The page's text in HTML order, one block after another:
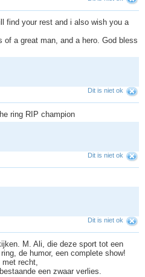
find your rest and i also wish you a
a great man, and a hero. God bless
Dit is niet ok
ring RIP champion
Dit is niet ok
Dit is niet ok
M. Ali, die deze sport tot een
de humor, een complete show!
met recht,
een zwaar verlies.